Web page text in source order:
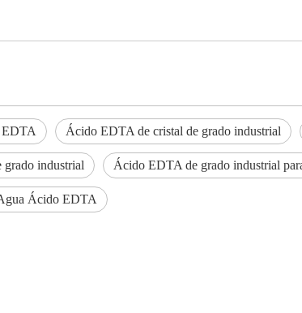
Ácido EDTA de cristal de grado industrial
industrial Ácido EDTA de grado industrial
Ácido EDTA